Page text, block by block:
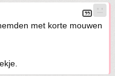
met korte mouwen